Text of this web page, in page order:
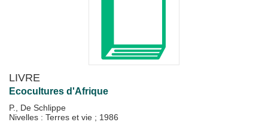
LIVRE
Ecocultures d'Afrique
P., De Schlippe
Nivelles : Terres et vie ; 1986